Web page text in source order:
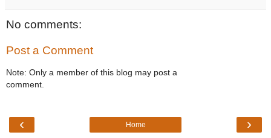
No comments:
Post a Comment
Note: Only a member of this blog may post a
comment.
‹ ›
Home